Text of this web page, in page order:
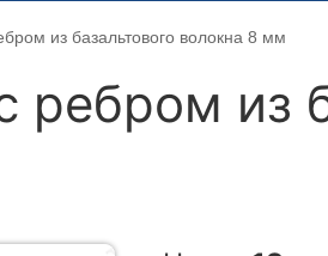
из базальтового волокна 8 мм
из